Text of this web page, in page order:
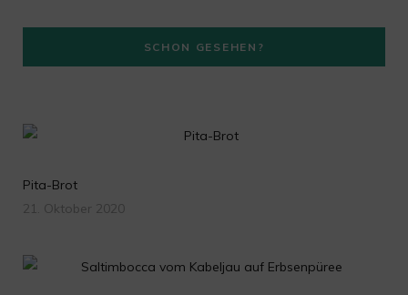
m
SCHON GESEHEN?
Pita-Brot
21. Oktober 2020